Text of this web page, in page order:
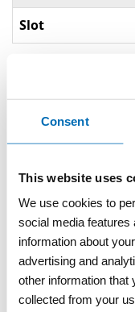
Consent
This website uses
We use cookies to
social media features
information about
advertising and
other information that
collected from your
Slot
Anti-
3/4-kant